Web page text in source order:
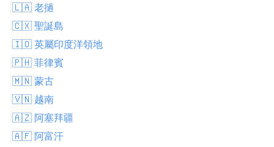
🇱🇦 老撾
🇨🇽 聖誕島
🇮🇴 英屬印度洋領地
🇵🇭 菲律賓
🇲🇳 蒙古
🇻🇳 越南
🇦🇿 阿塞拜疆
🇦🇫 阿富汗